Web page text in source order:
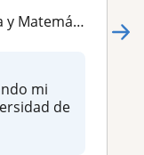
de ejercicios
mi
de